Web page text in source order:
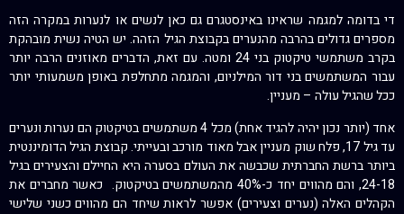
די בדומה למגמה שראינו באינסטגרם גם כאן לנשים או לנערות במקרה הזה
מספרים גדולים בהרבה מהנערים בקבוצת הגיל הזהה. יש הטיה נשית מובהקת
בקרב משתמשי טיקטוק בני 24 ומטה. עם זאת, הדברים מאוזנים הרבה יותר
עבור המשתמשים בני דור המילניום, והמגמה מתחלפת באופן משמעותי יותר
ככל שהגיל עולה – מעניין.
אחד (יותר נכון יהיה להגיד אחת) מכל 4 משתמשים בטיקטוק הם נערות ונערים
עד גיל 17, פלח שוק מעניין אבל מאוד מורכב ובעייתי. קבוצת הגיל הדומיננטית
ביותר ברשת החברתית שכבשה את העולם בסערה היא החיילם והצעירים בגיל
24-18, והם מהווים יחד כ-40% מהמשתמשים בטיקטוק. כאשר מחברים את
הקהלים האלה (נערים וצעירים) אפשר לראות שיחד הם מהווים כשני שלישי